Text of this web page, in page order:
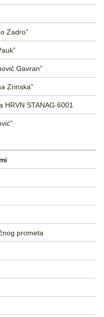
Zadro”
Gavran”
Zrinska”
HRVN STANAG 6001
prometa